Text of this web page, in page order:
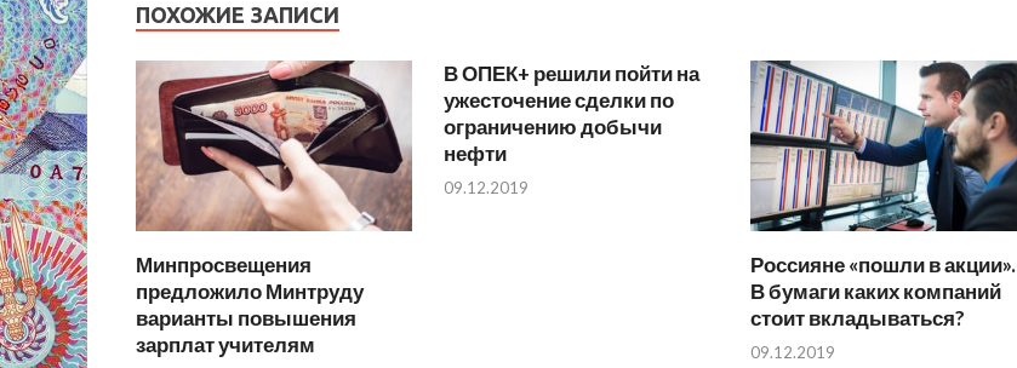
ПОХОЖИЕ ЗАПИСИ
Минпросвещения
предложило Минтруду
варианты повышения
зарплат учителям
В ОПЕК+ решили пойти на
ужесточение сделки по
ограничению добычи
нефти
09.12.2019
Россияне «пошли в акции».
В бумаги каких компаний
стоит вкладываться?
09.12.2019